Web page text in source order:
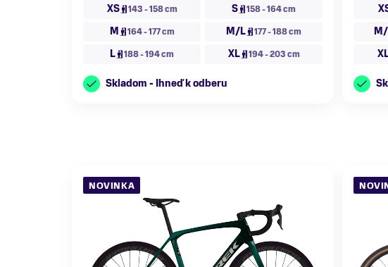
XS
143 - 158 cm S 158 - 164 cm
M 164 - 177 cm M/L 177 - 188 cm
L 188 - 194 cm XL 194 - 203 cm
Skladom - Ihneď k odberu
NOVINKA